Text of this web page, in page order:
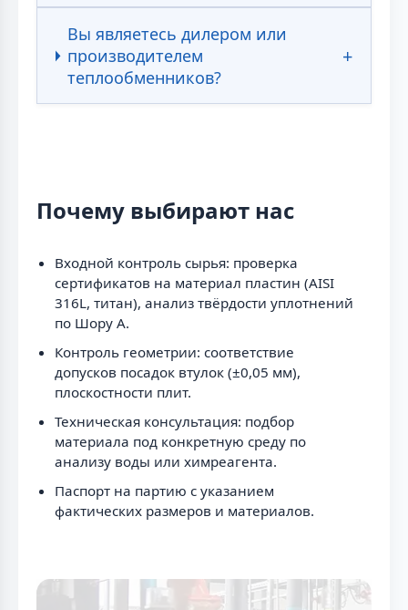
Вы являетесь дилером или
производителем
теплообменников?
Почему выбирают нас
Входной контроль сырья: проверка
сертификатов на материал пластин (AISI
316L, титан), анализ твёрдости уплотнений
по Шору А.
Контроль геометрии: соответствие
допусков посадок втулок (±0,05 мм),
плоскостности плит.
Техническая консультация: подбор
материала под конкретную среду по
анализу воды или химреагента.
Паспорт на партию с указанием
фактических размеров и материалов.